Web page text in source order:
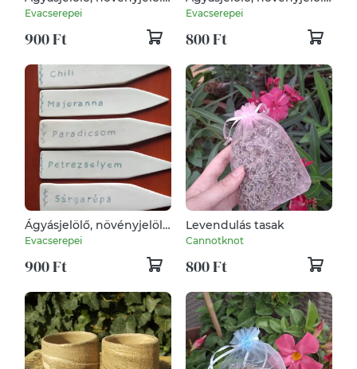
táblácska
Evacserepei
900 Ft
táblácska
Evacserepei
800 Ft
Ágyásjelölő, növényjelölő
táblácska
Evacserepei
900 Ft
Levendulás tasak
Cannotknot
800 Ft